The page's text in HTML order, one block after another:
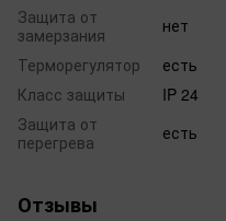
Защита от
замерзания
нет
Терморегулятор
есть
Класс защиты
IP 24
Защита от
перегрева
есть
Отзывы